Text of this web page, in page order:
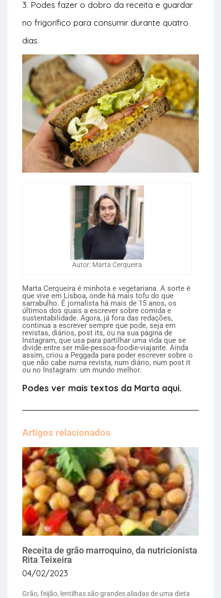
3. Podes fazer o dobro da receita e guardar
no frigorífico para consumir durante quatro
dias.
Autor: Marta Cerqueira
Marta Cerqueira é minhota e vegetariana. A sorte é
que vive em Lisboa, onde há mais tofu do que
sarrabulho. É jornalista há mais de 15 anos, os
últimos dos quais a escrever sobre comida e
sustentabilidade. Agora, já fora das redações,
continua a escrever sempre que pode, seja em
revistas, diários, post its, ou na sua página de
Instagram, que usa para partilhar uma vida que se
divide entre ser mãe-pessoa-foodie-viajante. Ainda
assim, criou a Peggada para poder escrever sobre o
que não cabe numa revista, num diário, num post it
ou no Instagram: um mundo melhor.
Podes ver mais textos da Marta aqui.
Artigos relacionados
Receita de grão marroquino, da nutricionista
Rita Teixeira
04/02/2023
Grão, feijão, lentilhas são grandes aliadas de uma dieta